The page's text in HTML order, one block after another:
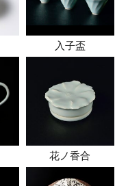
入子盃
花ノ香合